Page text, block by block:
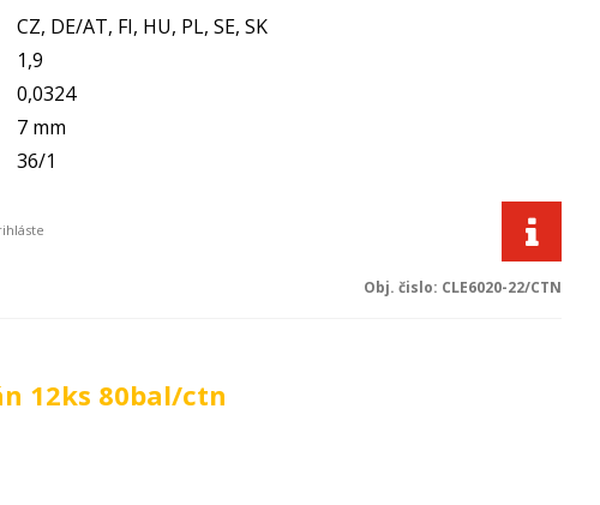
CZ, DE/AT, FI, HU, PL, SE, SK
1,9
0,0324
7 mm
36/1
Obj. čislo: CLE6020-22/CTN
12ks 80bal/ctn